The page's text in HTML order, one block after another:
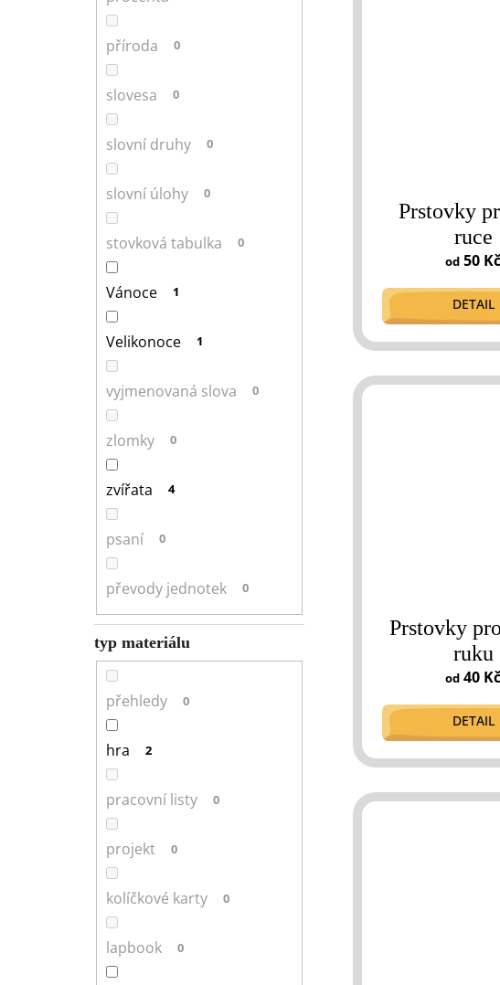
příroda 0
slovesa 0
slovní druhy 0
slovní úlohy 0
stovková tabulka 0
Vánoce 1
Velikonoce 1
vyjmenovaná slova 0
zlomky 0
zvířata 4
psaní 0
převody jednotek 0
typ materiálu
přehledy 0
hra 2
pracovní listy 0
projekt 0
kolíčkové karty 0
lapbook 0
Prstovky
ruce
od 50 Kč
DETAIL
Prstovky
ruku
od 40 Kč
DETAIL